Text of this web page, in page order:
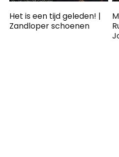
Het is een tijd geleden! |
Zandloper schoenen